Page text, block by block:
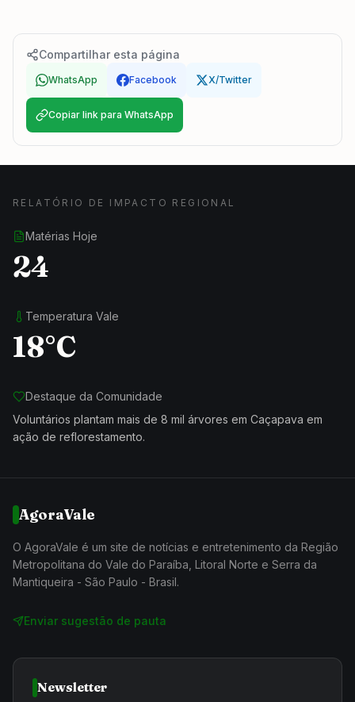
Compartilhar esta página
WhatsApp Facebook X/Twitter
Copiar link para WhatsApp
RELATÓRIO DE IMPACTO REGIONAL
Matérias Hoje
24
Temperatura Vale
18°C
Destaque da Comunidade
Voluntários plantam mais de 8 mil árvores em Caçapava em
ação de reflorestamento.
AgoraVale
O AgoraVale é um site de notícias e entretenimento da Região
Metropolitana do Vale do Paraíba, Litoral Norte e Serra da
Mantiqueira - São Paulo - Brasil.
Enviar sugestão de pauta
Newsletter